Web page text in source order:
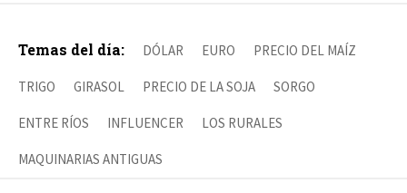
Temas del día: DÓLAR EURO PRECIO DEL MAÍZ
TRIGO GIRASOL PRECIO DE LA SOJA SORGO
ENTRE RÍOS INFLUENCER LOS RURALES
MAQUINARIAS ANTIGUAS